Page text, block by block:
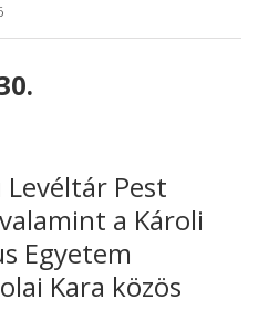
Pest
a Károli
Egyetem
Kara közös